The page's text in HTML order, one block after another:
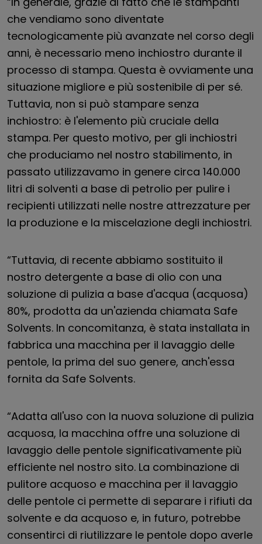
che vendiamo sono diventate
tecnologicamente più avanzate nel corso degli
anni, è necessario meno inchiostro durante il
processo di stampa. Questa è ovviamente una
situazione migliore e più sostenibile di per sé.
Tuttavia, non si può stampare senza
inchiostro: è l'elemento più cruciale della
stampa. Per questo motivo, per gli inchiostri
che produciamo nel nostro stabilimento, in
passato utilizzavamo in genere circa 140.000
litri di solventi a base di petrolio per pulire i
recipienti utilizzati nelle nostre attrezzature per
la produzione e la miscelazione degli inchiostri.
“Tuttavia, di recente abbiamo sostituito il
nostro detergente a base di olio con una
soluzione di pulizia a base d'acqua (acquosa)
80%, prodotta da un'azienda chiamata Safe
Solvents. In concomitanza, è stata installata in
fabbrica una macchina per il lavaggio delle
pentole, la prima del suo genere, anch'essa
fornita da Safe Solvents.
“Adatta all'uso con la nuova soluzione di pulizia
acquosa, la macchina offre una soluzione di
lavaggio delle pentole significativamente più
efficiente nel nostro sito. La combinazione di
pulitore acquoso e macchina per il lavaggio
delle pentole ci permette di separare i rifiuti da
solvente e da acquoso e, in futuro, potrebbe
consentirci di riutilizzare le pentole dopo averle